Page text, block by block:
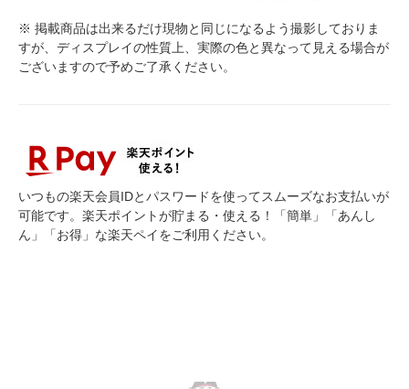
※ 掲載商品は出来るだけ現物と同じになるよう撮影しておりま
すが、ディスプレイの性質上、実際の色と異なって見える場合が
ございますので予めご了承ください。
いつもの楽天会員IDとパスワードを使ってスムーズなお支払いが
可能です。楽天ポイントが貯まる・使える！「簡単」「あんし
ん」「お得」な楽天ペイをご利用ください。